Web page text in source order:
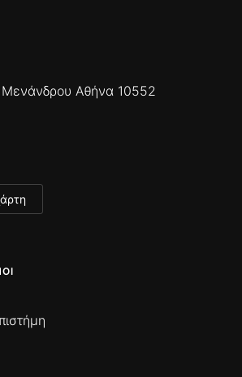
Αθήνα 10552